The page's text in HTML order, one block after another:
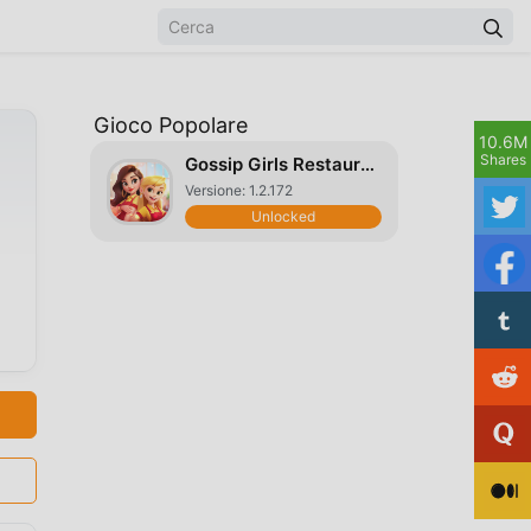
Gioco Popolare
Gossip Girls Restaurant
Versione: 1.2.172
Unlocked
10.6M
Shares